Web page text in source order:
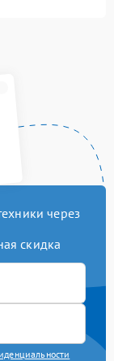
через
скидка